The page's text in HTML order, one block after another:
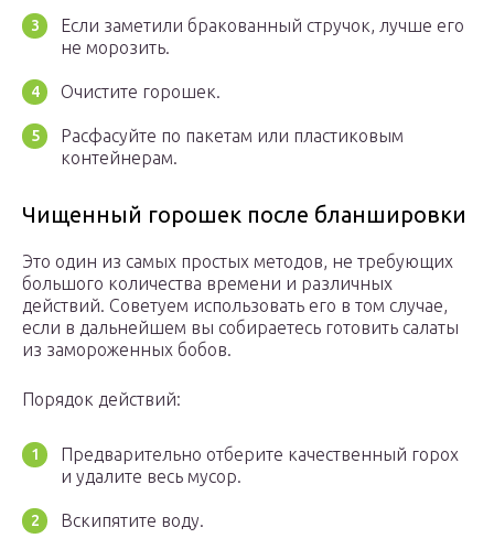
Если заметили бракованный стручок, лучше его
не морозить.
Очистите горошек.
Расфасуйте по пакетам или пластиковым
контейнерам.
Чищенный горошек после бланшировки
Это один из самых простых методов, не требующих
большого количества времени и различных
действий. Советуем использовать его в том случае,
если в дальнейшем вы собираетесь готовить салаты
из замороженных бобов.
Порядок действий:
Предварительно отберите качественный горох
и удалите весь мусор.
Вскипятите воду.